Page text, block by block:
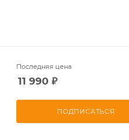
Последняя цена
11 990 ₽
ПОДПИСАТЬСЯ